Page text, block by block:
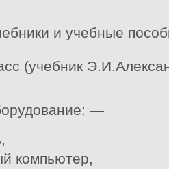
и учебные
(учебник
—
компьютер,